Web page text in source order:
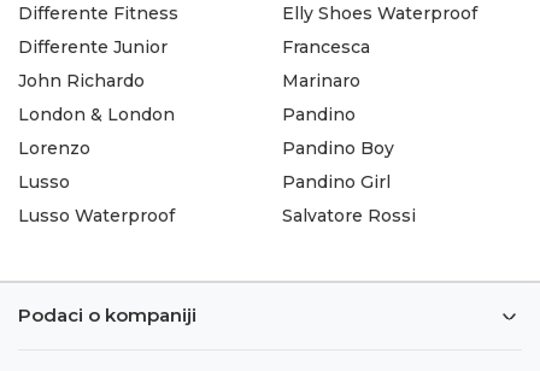
Differente Fitness
Differente Junior
Elly Shoes Waterproof
Francesca
John Richardo
London & London
Lorenzo
Lusso
Lusso Waterproof
Marinaro
Pandino
Pandino Boy
Pandino Girl
Salvatore Rossi
Podaci o kompaniji